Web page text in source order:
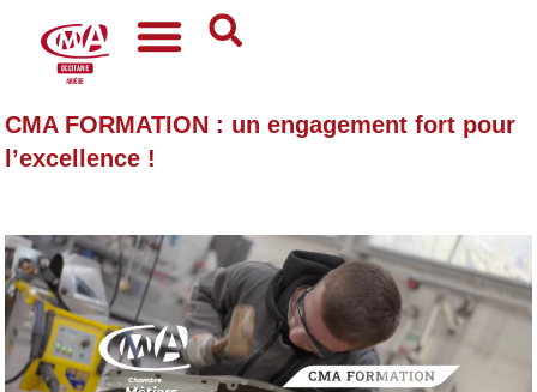
CMA FORMATION : un engagement fort pour
l’excellence !